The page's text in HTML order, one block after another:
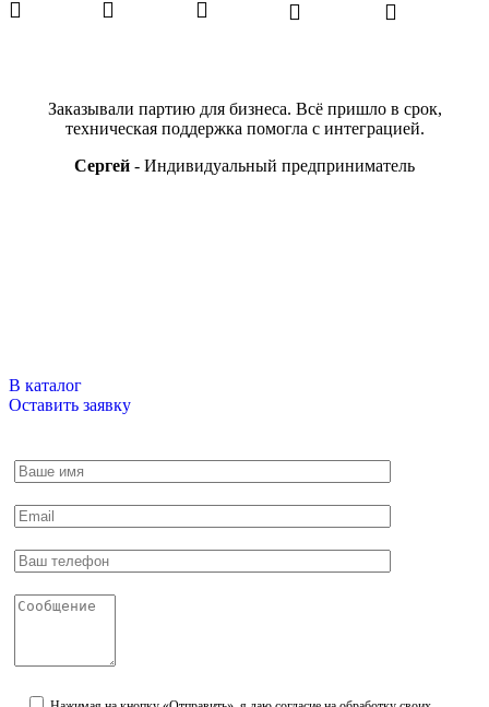
Заказывали партию для бизнеса. Всё пришло в срок,
техническая поддержка помогла с интеграцией.
Сергей
Индивидуальный предприниматель
В каталог
Оставить заявку